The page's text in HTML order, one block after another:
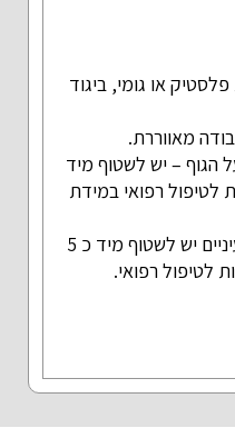
או גומי, ביגוד
הגוף – יש לשטוף מיד
לטיפול רפואי במידת
4. במידה ויש פגיעה בעיניים יש לשטוף מיד כ 5
לטיפול רפואי.